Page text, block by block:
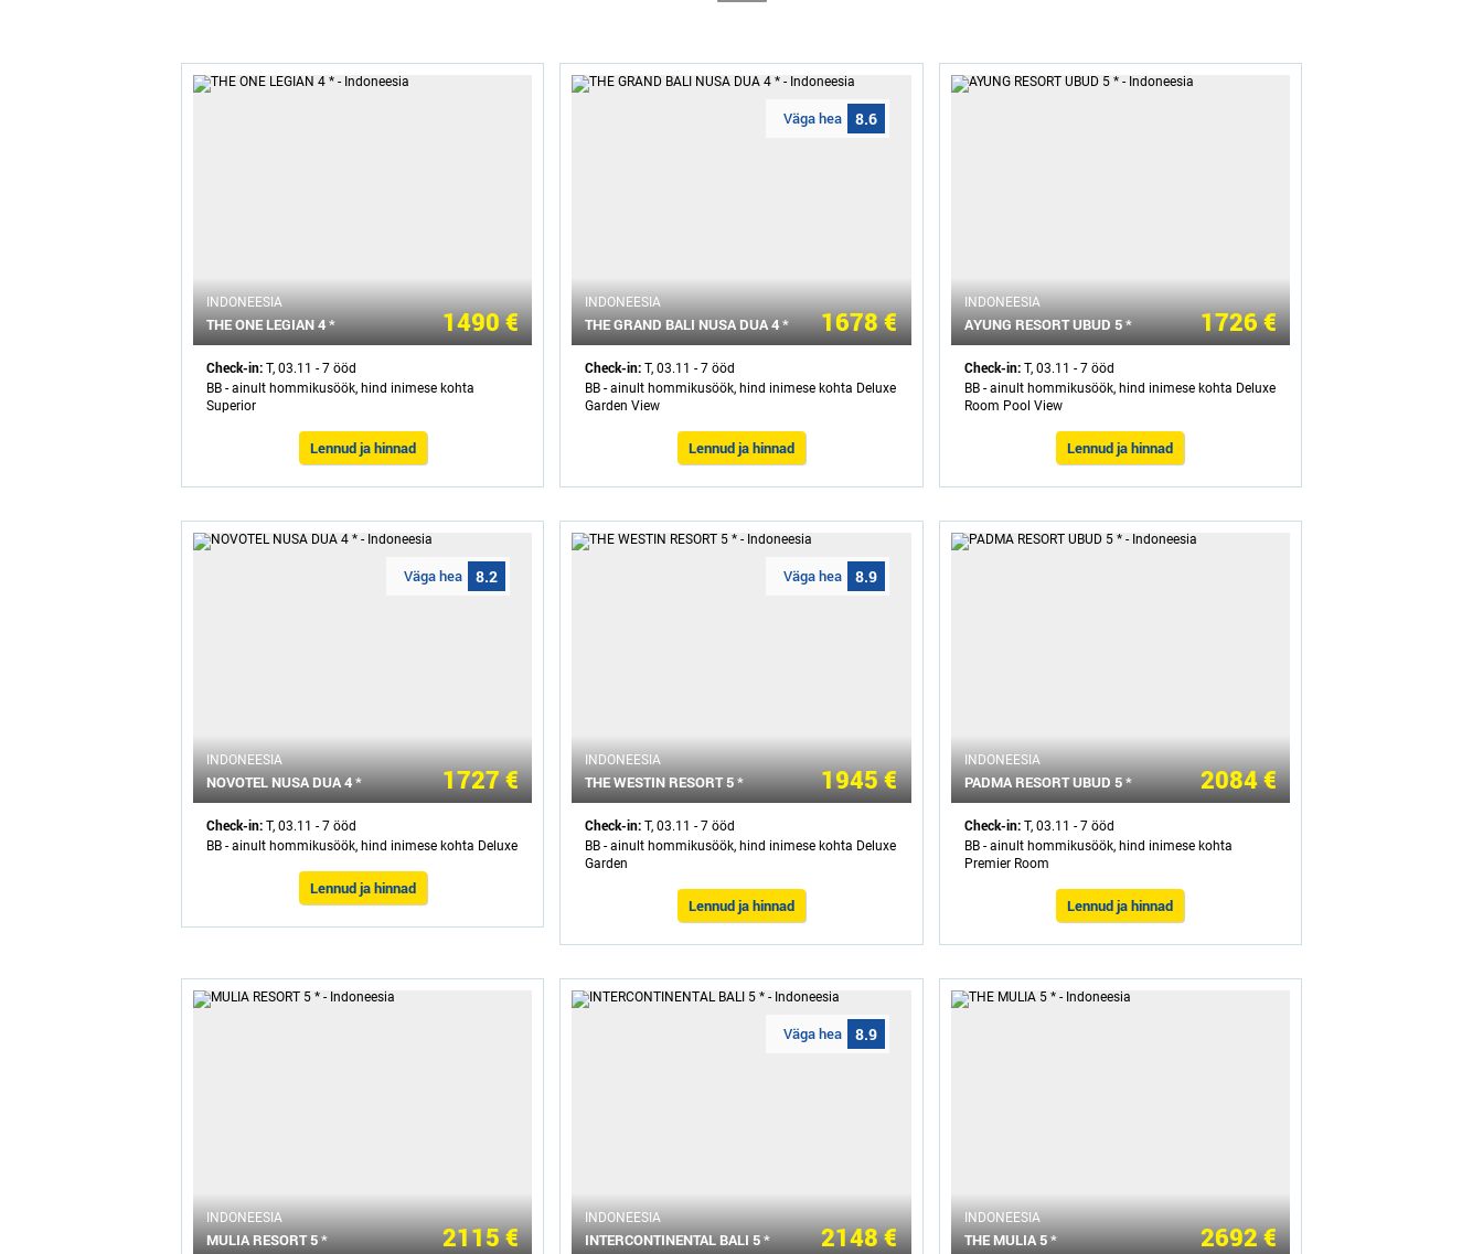
INDONEESIA
THE ONE LEGIAN 4 * 1490 €
Check-in: T, 03.11 - 7 ööd
BB - ainult hommikusöök, hind inimese kohta
Superior
Lennud ja hinnad
Väga hea 8.6
INDONEESIA
THE GRAND BALI NUSA DUA 4 * 1678 €
Check-in:T, 03.11 - 7 ööd
BB - ainult hommikusöök, hind inimese kohta Deluxe
Garden View
Lennud ja hinnad
INDONEESIA
AYUNG RESORT UBUD 5 * 1726 €
Check-in: T, 03.11 - 7 ööd
BB - ainult hommikusöök, hind inimese kohta Deluxe
Room Pool View
Lennud ja hinnad
Väga hea 8.2
INDONEESIA
NOVOTEL NUSA DUA 4 * 1727 €
Check-in: T, 03.11 - 7 ööd
BB - ainult hommikusöök, hind inimese kohta Deluxe
Lennud ja hinnad
Väga hea 8.9
INDONEESIA
THE WESTIN RESORT 5 * 1945 €
Check-in:T, 03.11 - 7 ööd
BB - ainult hommikusöök, hind inimese kohta Deluxe
Garden
Lennud ja hinnad
INDONEESIA
PADMA RESORT UBUD 5 * 2084 €
Check-in: T, 03.11 - 7 ööd
BB - ainult hommikusöök, hind inimese kohta
Premier Room
Lennud ja hinnad
INDONEESIA
MULIA RESORT 5 * 2115 €
Väga hea 8.9
INDONEESIA
INTERCONTINENTAL BALI 5 * 2148 €
INDONEESIA
THE MULIA 5 * 2692 €